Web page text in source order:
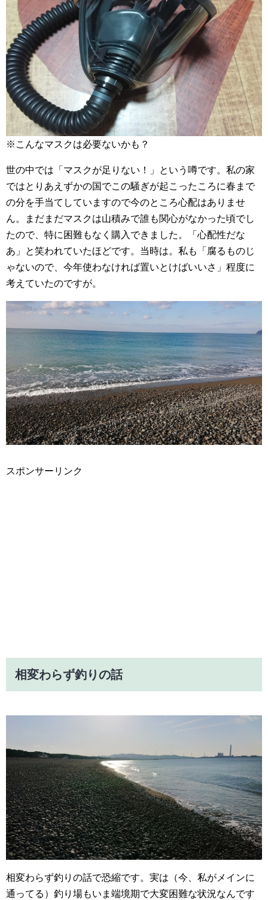
※こんなマスクは必要ないかも？
世の中では「マスクが足りない！」という噂です。私の家
ではとりあえずかの国でこの騒ぎが起こったころに春まで
の分を手当てしていますので今のところ心配はありませ
ん。まだまだマスクは山積みで誰も関心がなかった頃でし
たので、特に困難もなく購入できました。「心配性だな
あ」と笑われていたほどです。当時は。私も「腐るものじ
ゃないので、今年使わなければ置いとけばいいさ」程度に
考えていたのですが。
スポンサーリンク
相変わらず釣りの話
相変わらず釣りの話で恐縮です。実は（今、私がメインに
通ってる）釣り場もいま端境期で大変困難な状況なんです